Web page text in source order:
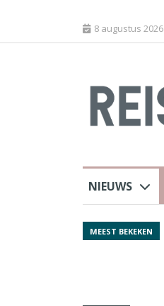
8 augustus 2026
NIEUWS
MEEST BEKEKEN